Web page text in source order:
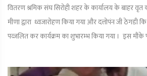
वितरण श्रमिक संघ सिरोही शहर के कार्यालय के बाहर वृत
मीणा द्वारा ध्वजारोहण किया गया और दत्तोपंन जी ठेगडी
पव्जलित कर कार्यक्रम का शुभारम्भ किया गया । इस मौके